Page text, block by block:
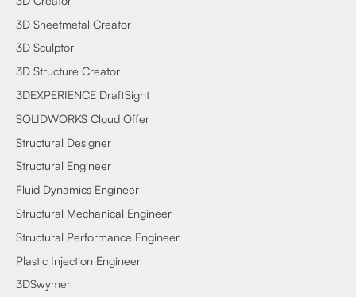
3D Sheetmetal Creator
3D Sculptor
3D Structure Creator
3DEXPERIENCE DraftSight
SOLIDWORKS Cloud Offer
Structural Designer
Structural Engineer
Fluid Dynamics Engineer
Structural Mechanical Engineer
Structural Performance Engineer
Plastic Injection Engineer
3DSwymer